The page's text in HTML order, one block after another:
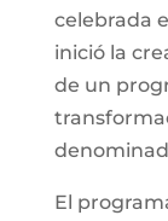
celebrada
inició la
de un
El